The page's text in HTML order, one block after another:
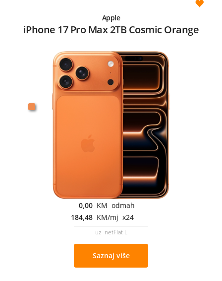
Apple
iPhone 17 Pro Max 2TB Cosmic Orange
0,00 KM odmah
184,48 KM/mj x24
uz netFlat L
Saznaj više